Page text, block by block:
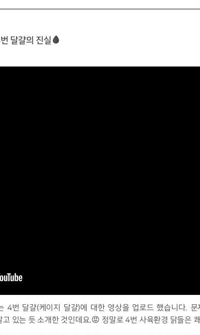
번 달걀의 진실 🩸
4번 달걀(케이지 달걀)에 대한 영상을 업로드 했습니다. 문
있는 듯 소개한 것인데요.😡 정말로4번 사육환경 닭들은